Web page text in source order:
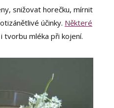
snižovat horečku, mírnit
účinky. Některé
tvorbu mléka při kojení.